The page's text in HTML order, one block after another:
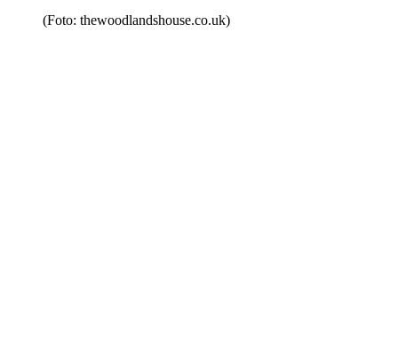
(Foto: thewoodlandshouse.co.uk)